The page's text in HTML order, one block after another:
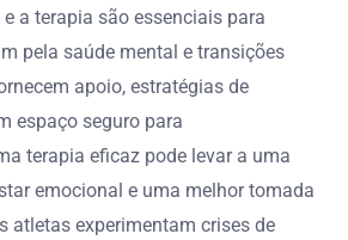
a terapia são essenciais para
pela saúde mental e transições
apoio, estratégias de
espaço seguro para
terapia eficaz pode levar a uma
emocional e uma melhor tomada
atletas experimentam crises de